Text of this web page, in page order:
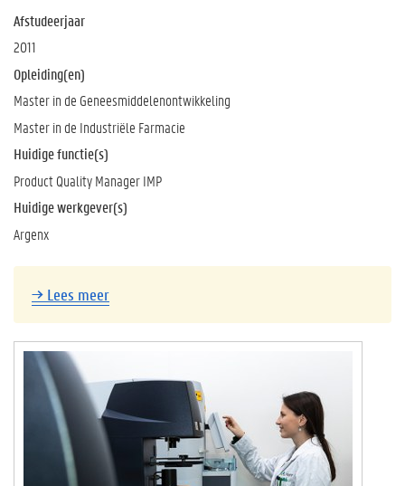
Afstudeerjaar
2011
Opleiding(en)
Master in de Geneesmiddelenontwikkeling
Master in de Industriële Farmacie
Huidige functie(s)
Product Quality Manager IMP
Huidige werkgever(s)
Argenx
→ Lees meer